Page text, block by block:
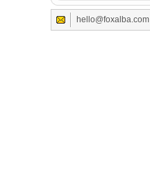
hello@foxalba.com